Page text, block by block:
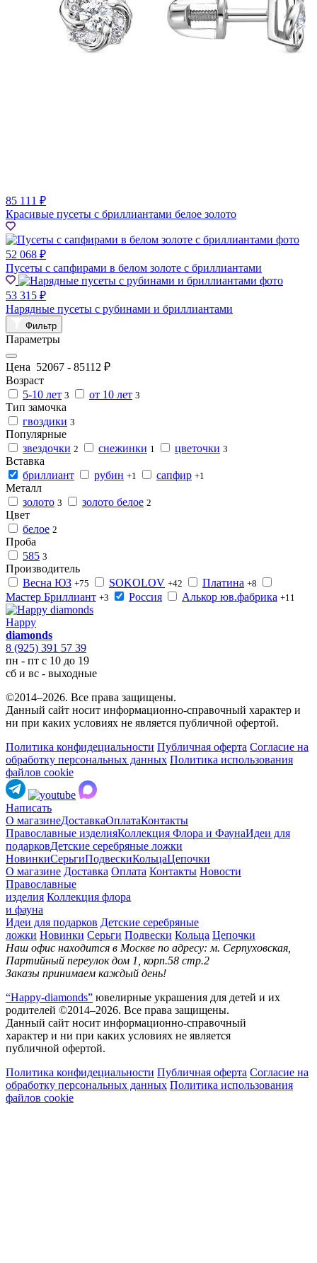
85 111 ₽
Красивые пусеты с бриллиантами белое золото
52 068 ₽
Пусеты с сапфирами в белом золоте с бриллиантами
53 315 ₽
Нарядные пусеты с рубинами и бриллиантами
Фильтр
Параметры
Цена 52067 - 85112 ₽
Возраст
5-10 лет 3 от 10 лет 3
Тип замочка
гвоздики 3
Популярные
звездочки 2 снежинки 1 цветочки 3
Вставка
бриллиант
рубин +1 сапфир +1
Металл
золото 3 золото белое 2
Цвет
белое 2
Проба
585 3
Производитель
Весна ЮЗ +75 SOKOLOV +42 Платина +8
Мастер Бриллиант +3 Россия Алькор юв.фабрика +11
Happy
diamonds
8 (925) 391 57 39
пн - пт с 10 до 19
сб и вс - выходные
©2014–2026. Все права защищены.
Данный сайт носит информационно-справочный характер и
ни при каких условиях не является публичной офертой.
Политика конфидециальности Публичная оферта Согласие на
обработку персональных данных Политика использования
файлов cookie
Написать
О магазинеДоставкаОплатаКонтакты
Православные изделияКоллекция Флора и ФаунаИдеи для
подарковДетские серебряные ложки
НовинкиСерьгиПодвескиКольцаЦепочки
О магазине Доставка Оплата Контакты Новости
Православные
изделия Коллекция флора
и фауна
Идеи для подарков Детские серебряные
ложки Новинки Серьги Подвески Кольца Цепочки
Наш офис находится в Москве по адресу: м. Серпуховская,
Партийный переулок дом 1, корп.58 стр.2
Заказы принимаем каждый день!
“Happy-diamonds” ювелирные украшения для детей и их
родителей ©2014–2026. Все права защищены.
Данный сайт носит информационно-справочный
характер и ни при каких условиях не является
публичной офертой.
Политика конфидециальности Публичная оферта Согласие на
обработку персональных данных Политика использования
файлов cookie